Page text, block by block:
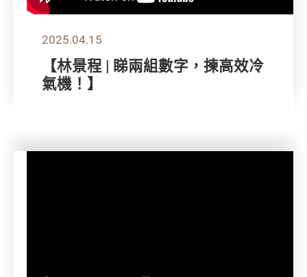
2025.04.15
【林景程 | 睇兩組數字，揀高效冷
氣機！】